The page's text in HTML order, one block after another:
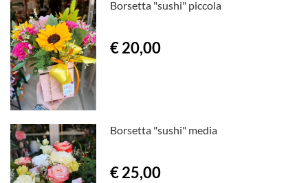
Borsetta "sushi" piccola
€ 20,00
Borsetta "sushi" media
€ 25,00